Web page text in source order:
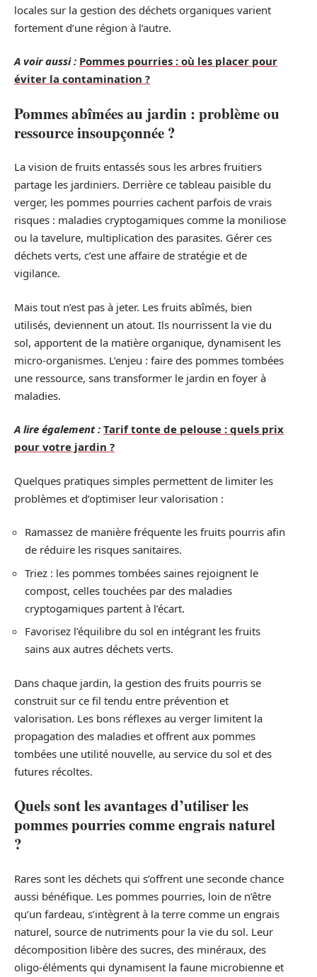
locales sur la gestion des déchets organiques varient
fortement d’une région à l’autre.
A voir aussi : Pommes pourries : où les placer pour
éviter la contamination ?
Pommes abîmées au jardin : problème ou
ressource insoupçonnée ?
La vision de fruits entassés sous les arbres fruitiers
partage les jardiniers. Derrière ce tableau paisible du
verger, les pommes pourries cachent parfois de vrais
risques : maladies cryptogamiques comme la moniliose
ou la tavelure, multiplication des parasites. Gérer ces
déchets verts, c’est une affaire de stratégie et de
vigilance.
Mais tout n’est pas à jeter. Les fruits abîmés, bien
utilisés, deviennent un atout. Ils nourrissent la vie du
sol, apportent de la matière organique, dynamisent les
micro-organismes. L’enjeu : faire des pommes tombées
une ressource, sans transformer le jardin en foyer à
maladies.
A lire également : Tarif tonte de pelouse : quels prix
pour votre jardin ?
Quelques pratiques simples permettent de limiter les
problèmes et d’optimiser leur valorisation :
Ramassez de manière fréquente les fruits pourris afin
de réduire les risques sanitaires.
Triez : les pommes tombées saines rejoignent le
compost, celles touchées par des maladies
cryptogamiques partent à l’écart.
Favorisez l’équilibre du sol en intégrant les fruits
sains aux autres déchets verts.
Dans chaque jardin, la gestion des fruits pourris se
construit sur ce fil tendu entre prévention et
valorisation. Les bons réflexes au verger limitent la
propagation des maladies et offrent aux pommes
tombées une utilité nouvelle, au service du sol et des
futures récoltes.
Quels sont les avantages d’utiliser les
pommes pourries comme engrais naturel
?
Rares sont les déchets qui s’offrent une seconde chance
aussi bénéfique. Les pommes pourries, loin de n’être
qu’un fardeau, s’intègrent à la terre comme un engrais
naturel, source de nutriments pour la vie du sol. Leur
décomposition libère des sucres, des minéraux, des
oligo-éléments qui dynamisent la faune microbienne et